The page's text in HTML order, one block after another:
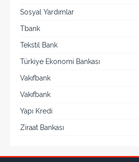
Sosyal Yardımlar
Tbank
Tekstil Bank
Türkiye Ekonomi Bankası
Vakıfbank
Vakıfbank
Yapı Kredi
Ziraat Bankası